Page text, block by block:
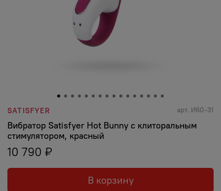
SATISFYER арт. И60-31
Вибратор Satisfyer Hot Bunny с клиторальным
стимулятором, красный
10 790 ₽
В корзину